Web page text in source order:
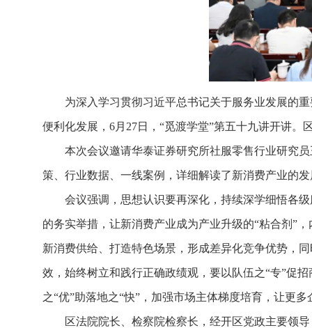
为深入学习贯彻习近平总书记关于服务业发展的
便利化发展，6月27日，“觅渡学堂”第五十九讲开讲。
本次会议邀请华泰证券研究所社服零售行业研究
策、行业数据、一线案例，详细解读了新消费产业的
会议强调，思想认识要再深化，持续深学细悟各
的务实举措，让新消费产业成为产业升级的“粘合剂”
新消费供给、打造特色场景，形成差异化竞争优势，
效，始终树立和践行正确政绩观，要以队伍之“专”促
之“优”助落地之“快”，加强市场主体梯度培育，让更
区法院院长、检察院检察长，经开区党政主要领